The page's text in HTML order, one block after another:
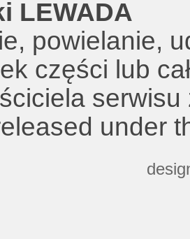
LEWADA
powielanie,
części lub
under